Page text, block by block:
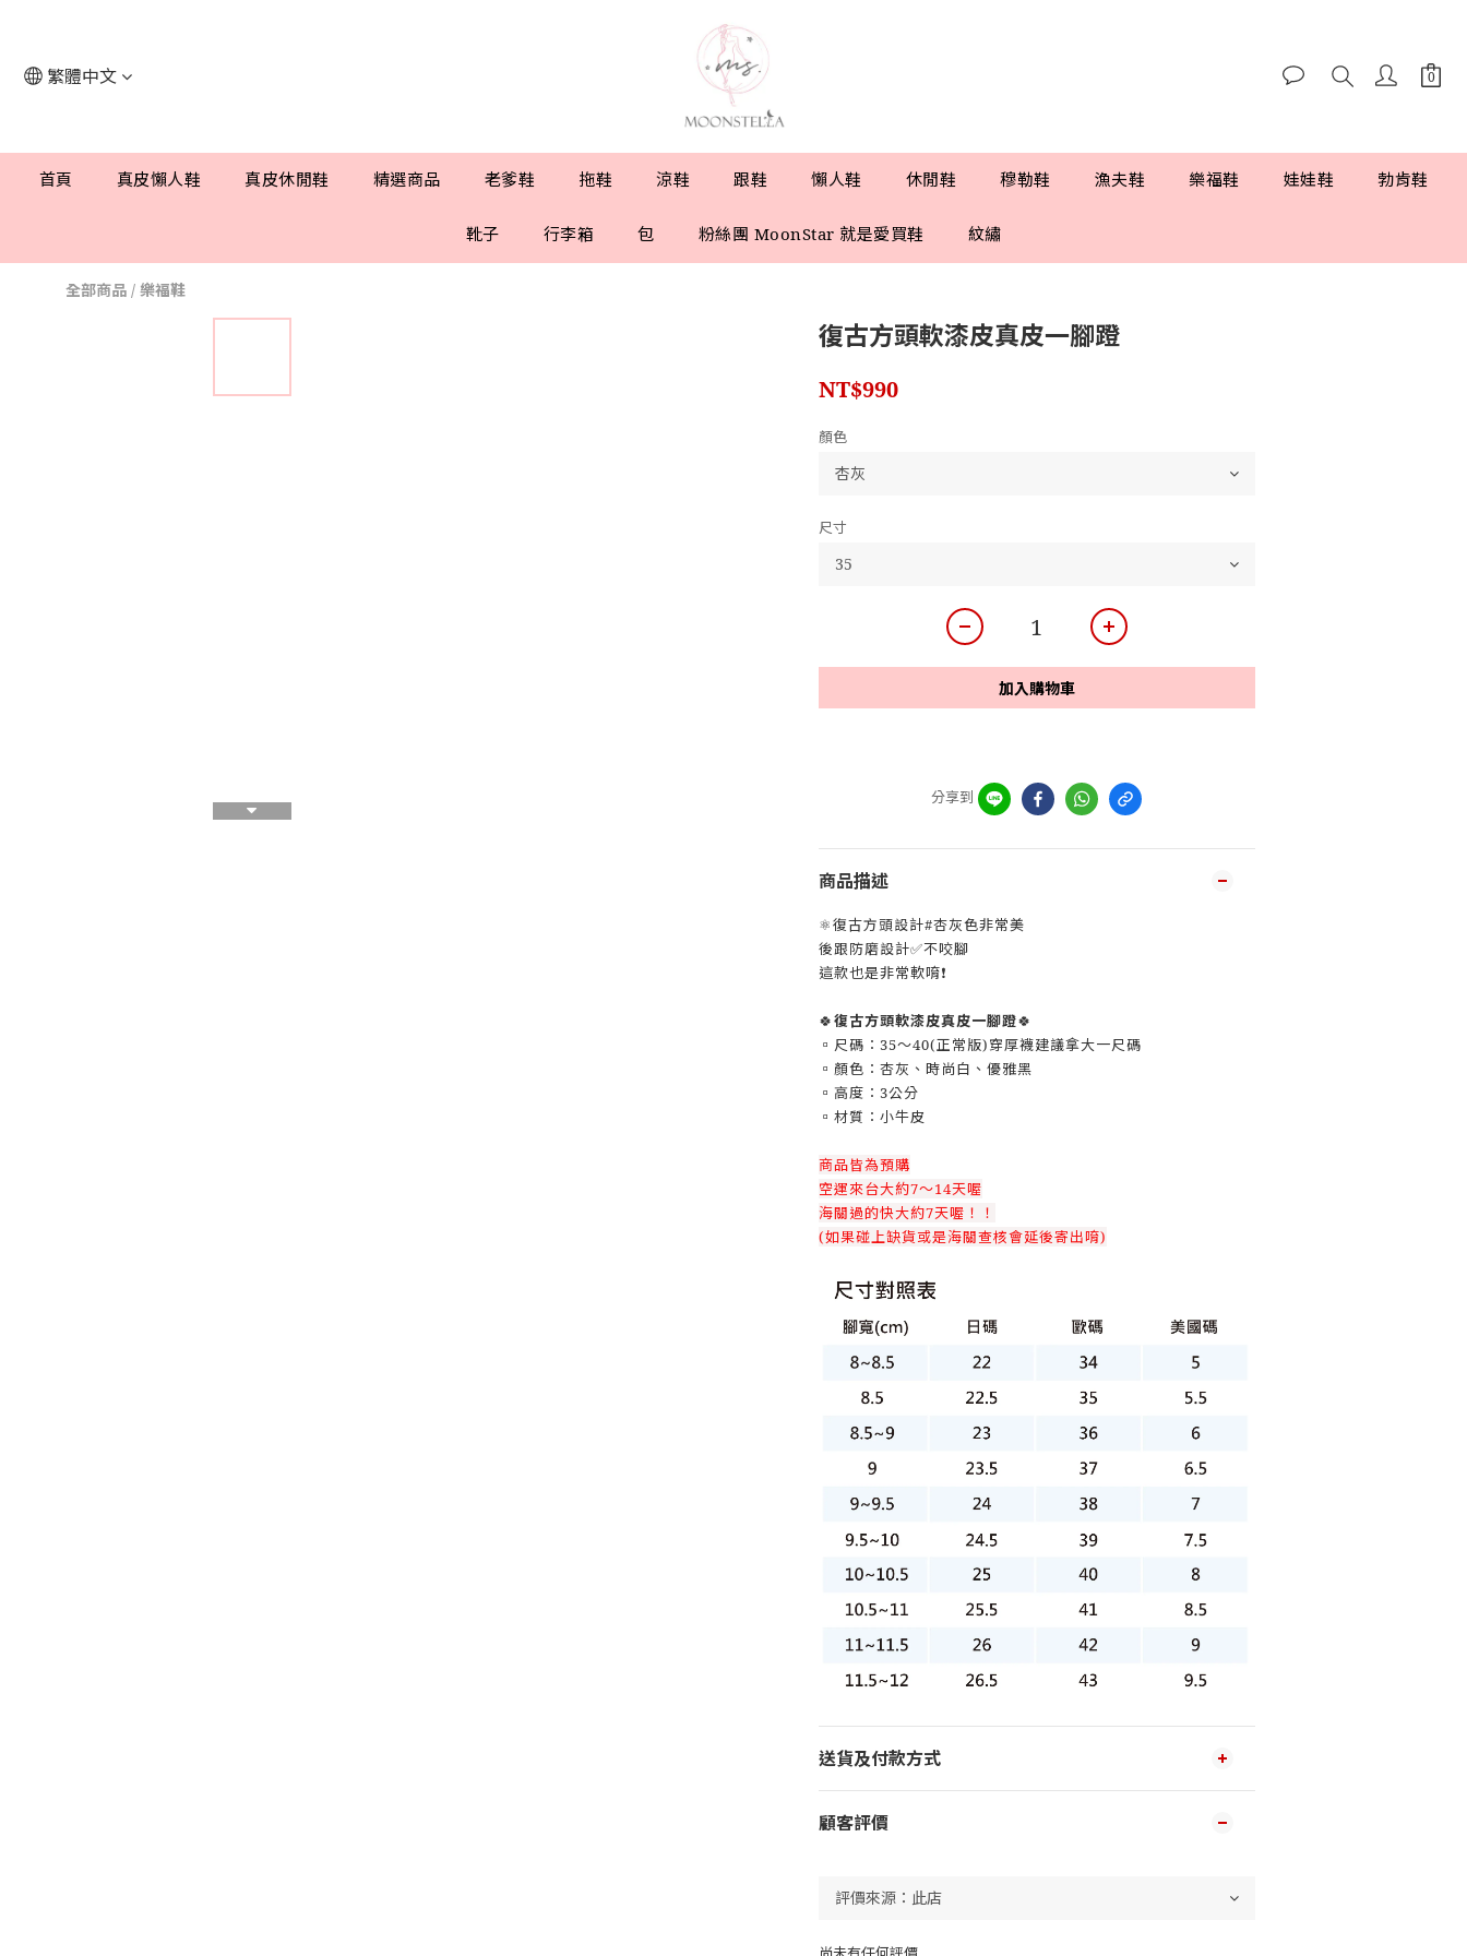
繁體中文
首頁 真皮懶人鞋 真皮休閒鞋 精選商品 老爹鞋 拖鞋 涼鞋 跟鞋 懶人鞋 休閒鞋 穆勒鞋 漁夫鞋 樂福鞋 娃娃鞋 勃肯鞋
靴子 行李箱 包 粉絲團 MoonStar 就是愛買鞋 紋繡
全部商品 / 樂福鞋
復古方頭軟漆皮真皮一腳蹬
NT$990
顏色
尺寸
加入購物車
分享到
商品描述
⚛️復古方頭設計#杏灰色非常美
後跟防磨設計✅不咬腳
這款也是非常軟唷❗
🍀復古方頭軟漆皮真皮一腳蹬🍀
▫️尺碼：35～40(正常版)穿厚襪建議拿大一尺碼
▫️顏色：杏灰、時尚白、優雅黑
▫️高度：3公分
▫️材質：小牛皮
商品皆為預購
空運來台大約7～14天喔
海關過的快大約7天喔！！
(如果碰上缺貨或是海關查核會延後寄出唷)
送貨及付款方式
顧客評價